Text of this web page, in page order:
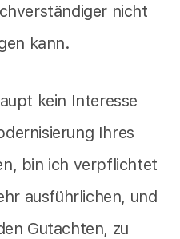
nicht
kann.
kein Interesse
Ihres
bin ich verpflichtet
ausführlichen, und
Gutachten, zu